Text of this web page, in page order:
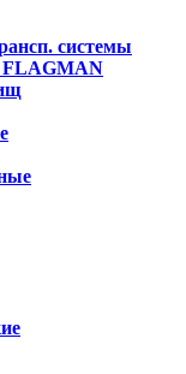
системы
FLAGMAN